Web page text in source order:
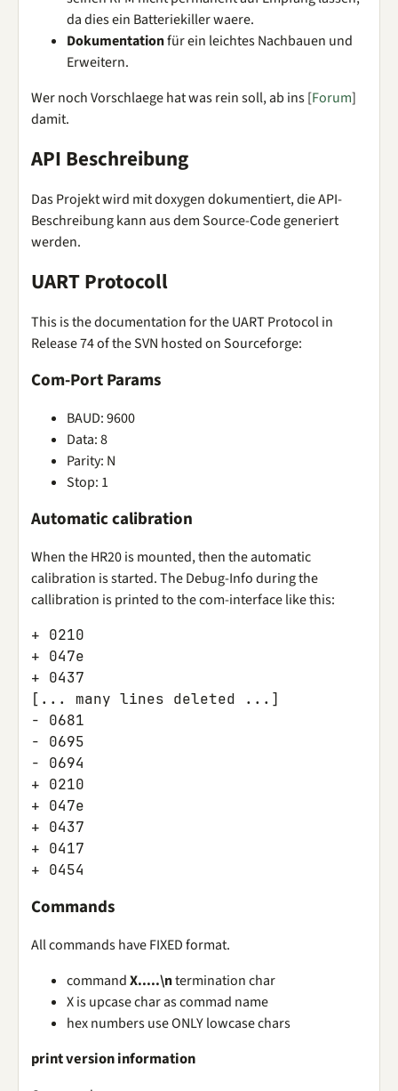
da dies ein Batteriekiller waere.
Dokumentationfür ein leichtes Nachbauen und
Erweitern.
Wer noch Vorschlaege hat was rein soll, ab ins [Forum]
damit.
API Beschreibung
Das Projekt wird mit doxygen dokumentiert, die API-
Beschreibung kann aus dem Source-Code generiert
werden.
UART Protocoll
This is the documentation for the UART Protocol in
Release 74 of the SVN hosted on Sourceforge:
Com-Port Params
BAUD: 9600
Data: 8
Parity: N
Stop: 1
Automatic calibration
When the HR20 is mounted, then the automatic
calibration is started. The Debug-Info during the
callibration is printed to the com-interface like this:
+ 0210
+ 047e
+ 0437
[...
many lines deleted
...]
-
0681
-
0695
-
0694
+ 0210
+ 047e
+ 0437
+ 0417
+ 0454
Commands
All commands have FIXED format.
commandX.....\ntermination char
X is upcase char as commad name
hex numbers use ONLY lowcase chars
print version information